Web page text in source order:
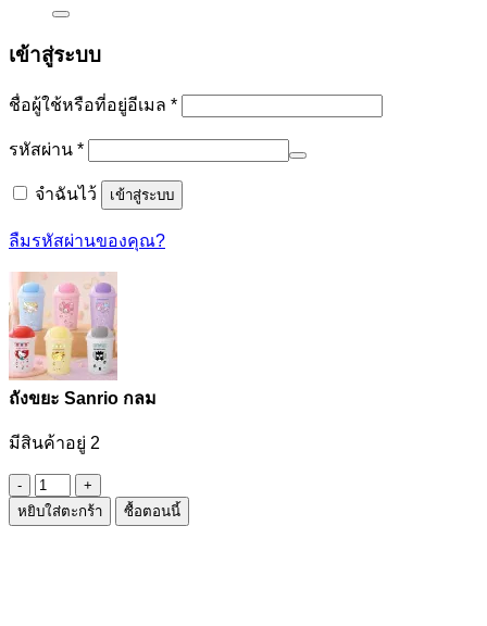
เข้าสู่ระบบ
ชื่อผู้ใช้หรือที่อยู่อีเมล *ต้องการ
รหัสผ่าน *ต้องการ
จำฉันไว้ เข้าสู่ระบบ
ลืมรหัสผ่านของคุณ?
ถังขยะ Sanrio กลม
มีสินค้าอยู่ 2
จำนวน
ถัง
หยิบใส่ตะกร้า ซื้อตอนนี้